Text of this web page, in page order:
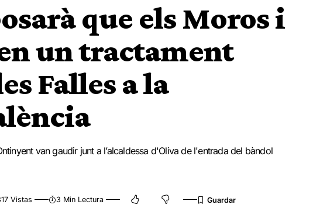
que els Moros i
un tractament
Falles a la
van gaudir junt a l’alcaldessa d'Oliva de l'entrada del bàndol
Vistas 3 Min Lectura